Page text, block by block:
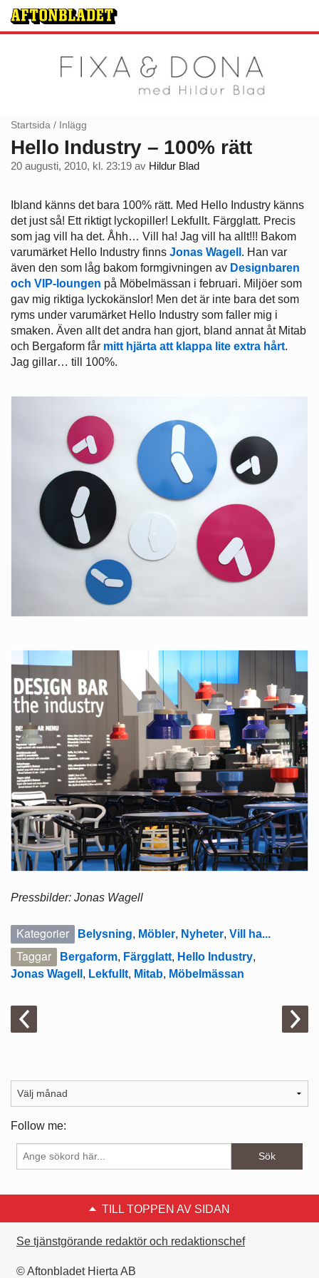
Startsida / Inlägg
Hello Industry – 100% rätt
20 augusti, 2010, kl. 23:19 av Hildur Blad
Ibland känns det bara 100% rätt. Med Hello Industry känns
det just så! Ett riktigt lyckopiller! Lekfullt. Färgglatt. Precis
som jag vill ha det. Åhh… Vill ha! Jag vill ha allt!!! Bakom
varumärket Hello Industry finns Jonas Wagell . Han var
även den som låg bakom formgivningen av Designbaren
och VIP-loungen på Möbelmässan i februari. Miljöer som
gav mig riktiga lyckokänslor! Men det är inte bara det som
ryms under varumärket Hello Industry som faller mig i
smaken. Även allt det andra han gjort, bland annat åt Mitab
och Bergaform får mitt hjärta att klappa lite extra hårt.
Jag gillar… till 100%.
Pressbilder: Jonas Wagell
Kategorier Belysning, Möbler, Nyheter, Vill ha...
Taggar Bergaform, Färgglatt, Hello Industry,
Jonas Wagell , Lekfullt, Mitab, Möbelmässan
Follow me:
TILL TOPPEN AV SIDAN
Se tjänstgörande redaktör och redaktionschef
© Aftonbladet Hierta AB